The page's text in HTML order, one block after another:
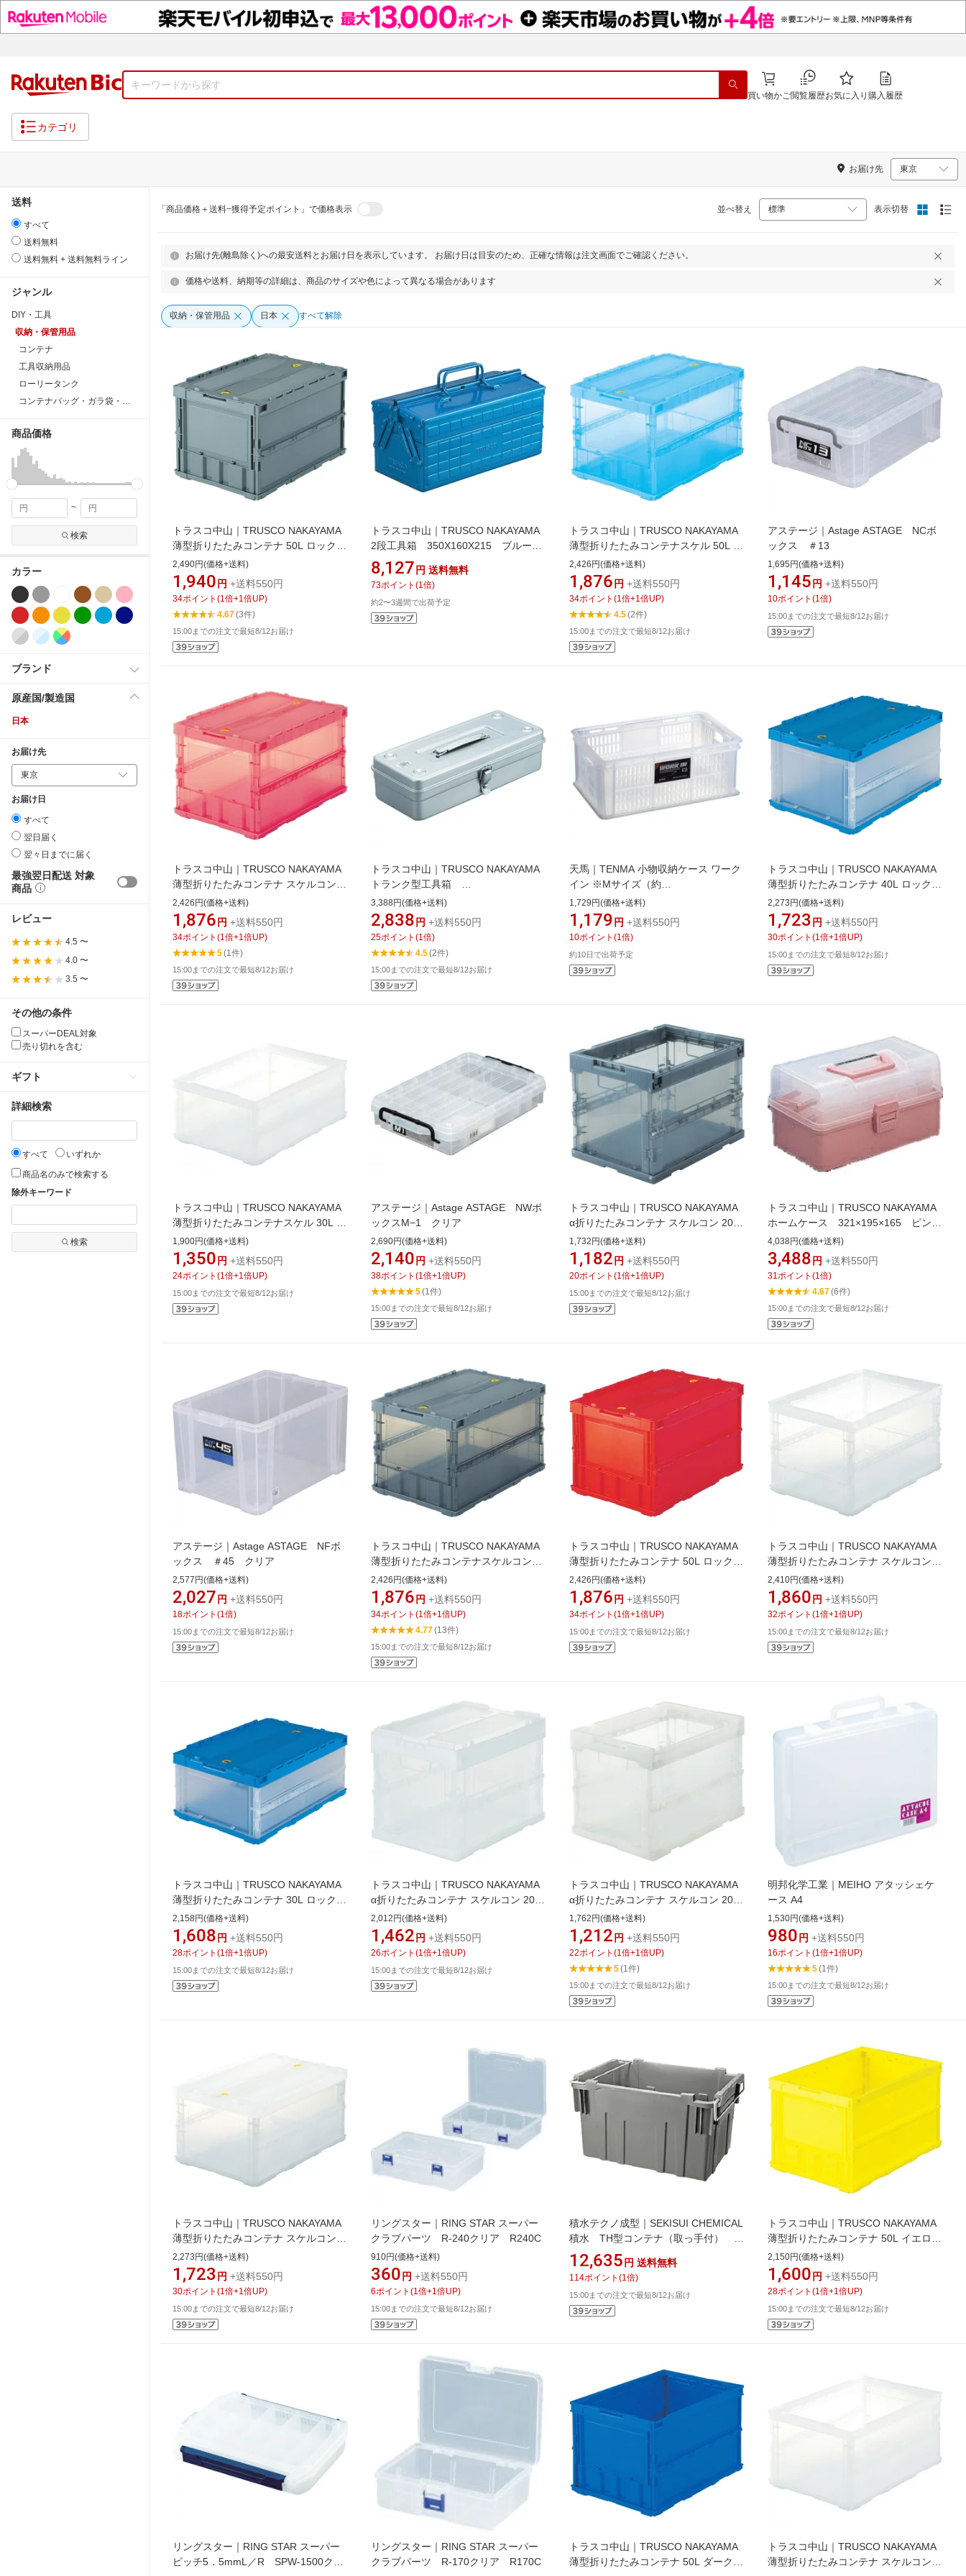
買い物かご閲覧履歴お気に入り 購入履歴
カテゴリ
お届け先
送料
すべて
送料無料
送料無料 + 送料無料ライン
ジャンル
DIY・工具
収納・保管用品
コンテナ
工具収納用品
ローリータンク
商品価格
~
検索
カラー
ブランド
原産国/製造国
日本
お届け先
お届け日
すべて
翌日届く
翌々日までに届く
最強翌日配送 対象
商品
レビュー
4.5 〜
4.0 〜
3.5 〜
その他の条件
スーパーDEAL対象
売り切れを含む
ギフト
詳細検索
すべて
いずれか
商品名のみで検索する
除外キーワード
検索
「商品価格＋送料−獲得予定ポイント」で価格表示 並べ替え 表示切替
お届け先(離島除く)への最安送料とお届け日を表示しています。 お届け日は目安のため、正確な情報は注文画面でご確認ください。
価格や送料、納期等の詳細は、商品のサイズや色によって異なる場合があります
収納・保管用品 日本 すべて解除
トラスコ中山｜TRUSCO NAKAYAMA
薄型折りたたみコンテナ 50L ロックフ
タ付 グレー TR-C50B(GY)[TRC50B]
2,490円(価格+送料)
1,940 円 +送料550円
34ポイント (1 倍+1 倍UP)
4.67(3件)
15:00までの注文で最短8/12お届け
トラスコ中山｜TRUSCO NAKAYAMA
2段工具箱 350X160X215 ブルー
ST350B
8,127 円 送料無料
73ポイント (1 倍)
約2〜3週間で出荷予定
トラスコ中山｜TRUSCO NAKAYAMA
薄型折りたたみコンテナスケル 50L ロ
ックフタ付 透明ブルー TSK-C50B(B)
2,426円(価格+送料)
1,876 円 +送料550円
34ポイント (1 倍+1 倍UP)
4.5(2件)
15:00までの注文で最短8/12お届け
アステージ｜Astage ASTAGE NCボ
ックス ＃13
1,695円(価格+送料)
1,145 円 +送料550円
10ポイント (1 倍)
15:00までの注文で最短8/12お届け
トラスコ中山｜TRUSCO NAKAYAMA
薄型折りたたみコンテナ スケルコン
50L ロックフタ付 透明レッド TSK-
C50B(R)
2,426円(価格+送料)
1,876 円 +送料550円
34ポイント (1 倍+1 倍UP)
5(1件)
15:00までの注文で最短8/12お届け
トラスコ中山｜TRUSCO NAKAYAMA
トランク型工具箱
W359XD163XH102 シルバー
T350SV
3,388円(価格+送料)
2,838 円 +送料550円
25ポイント (1 倍)
4.5(2件)
15:00までの注文で最短8/12お届け
天馬｜TENMA 小物収納ケース ワーク
イン ※Mサイズ（約
W40.7×D25.7×H15.6cm） 天馬
（TENMA） クリア 110001048
1,729円(価格+送料)
1,179 円 +送料550円
10ポイント (1 倍)
約10日で出荷予定
トラスコ中山｜TRUSCO NAKAYAMA
薄型折りたたみコンテナ 40L ロックフ
タ付 半透明 TR-C40B(TM)
2,273円(価格+送料)
1,723 円 +送料550円
30ポイント (1 倍+1 倍UP)
15:00までの注文で最短8/12お届け
トラスコ中山｜TRUSCO NAKAYAMA
薄型折りたたみコンテナスケル 30L 透
明 TSK-O30B(TM)
1,900円(価格+送料)
1,350 円 +送料550円
24ポイント (1 倍+1 倍UP)
15:00までの注文で最短8/12お届け
アステージ｜Astage ASTAGE NWボ
ックスM−1 クリア
2,690円(価格+送料)
2,140 円 +送料550円
38ポイント (1 倍+1 倍UP)
5(1件)
15:00までの注文で最短8/12お届け
トラスコ中山｜TRUSCO NAKAYAMA
α折りたたみコンテナ スケルコン 20L
透明ブラック TR-S20BK(BK)
1,732円(価格+送料)
1,182 円 +送料550円
20ポイント (1 倍+1 倍UP)
15:00までの注文で最短8/12お届け
トラスコ中山｜TRUSCO NAKAYAMA
ホームケース 321×195×165 ピン
ク HP320
4,038円(価格+送料)
3,488 円 +送料550円
31 ポイント (1 倍)
4.67(6件)
15:00までの注文で最短8/12お届け
アステージ｜Astage ASTAGE NFボ
ックス ＃45 クリア
2,577円(価格+送料)
2,027 円 +送料550円
18ポイント (1 倍)
15:00までの注文で最短8/12お届け
トラスコ中山｜TRUSCO NAKAYAMA
薄型折りたたみコンテナスケルコン
50L ロックフタ付 透明ブラック TSK-
C50B(BK)
2,426円(価格+送料)
1,876 円 +送料550円
34ポイント (1 倍+1 倍UP)
4.77(13件)
15:00までの注文で最短8/12お届け
トラスコ中山｜TRUSCO NAKAYAMA
薄型折りたたみコンテナ 50L ロックフ
タ付 レッド TR-C50B(R)
2,426円(価格+送料)
1,876 円 +送料550円
34ポイント (1 倍+1 倍UP)
15:00までの注文で最短8/12お届け
トラスコ中山｜TRUSCO NAKAYAMA
薄型折りたたみコンテナ スケルコン
50L 透明 TSK-O50B(TM)
2,410円(価格+送料)
1,860 円 +送料550円
32ポイント (1 倍+1 倍UP)
15:00までの注文で最短8/12お届け
トラスコ中山｜TRUSCO NAKAYAMA
薄型折りたたみコンテナ 30L ロックフ
タ付 半透明 TR-C30B(TM)
2,158円(価格+送料)
1,608 円 +送料550円
28ポイント (1 倍+1 倍UP)
15:00までの注文で最短8/12お届け
トラスコ中山｜TRUSCO NAKAYAMA
α折りたたみコンテナ スケルコン 20L
フタ付 透明 TR-SC20(TM)
2,012円(価格+送料)
1,462 円 +送料550円
26ポイント (1 倍+1 倍UP)
15:00までの注文で最短8/12お届け
トラスコ中山｜TRUSCO NAKAYAMA
α折りたたみコンテナ スケルコン 20L
透明 TR-S20(TM)
1,762円(価格+送料)
1,212 円 +送料550円
22ポイント (1 倍+1 倍UP)
5(1件)
15:00までの注文で最短8/12お届け
明邦化学工業｜MEIHO アタッシェケ
ース A4
1,530円(価格+送料)
980 円 +送料550円
16ポイント (1 倍+1 倍UP)
5(1件)
15:00までの注文で最短8/12お届け
トラスコ中山｜TRUSCO NAKAYAMA
薄型折りたたみコンテナ スケルコン
40L ロックフタ付 透明 TSK-
C40B(TM)
2,273円(価格+送料)
1,723 円 +送料550円
30ポイント (1 倍+1 倍UP)
15:00までの注文で最短8/12お届け
リングスター｜RING STAR スーパー
クラブパーツ R-240クリア R240C
910円(価格+送料)
360 円 +送料550円
6ポイント (1 倍+1 倍UP)
15:00までの注文で最短8/12お届け
積水テクノ成型｜SEKISUI CHEMICAL
積水 TH型コンテナ（取っ手付）
TH−110 グレー
12,635 円 送料無料
114ポイント (1 倍)
15:00までの注文で最短8/12お届け
トラスコ中山｜TRUSCO NAKAYAMA
薄型折りたたみコンテナ 50L イエロー
TR-O50B(Y)
2,150円(価格+送料)
1,600 円 +送料550円
28ポイント (1 倍+1 倍UP)
15:00までの注文で最短8/12お届け
リングスター｜RING STAR スーパー
ピッチ5．5mmL／R SPW-1500クリ
リングスター｜RING STAR スーパー
クラブパーツ R-170クリア R170C
トラスコ中山｜TRUSCO NAKAYAMA
薄型折りたたみコンテナ 50L ダークブ
トラスコ中山｜TRUSCO NAKAYAMA
薄型折りたたみコンテナ スケルコン